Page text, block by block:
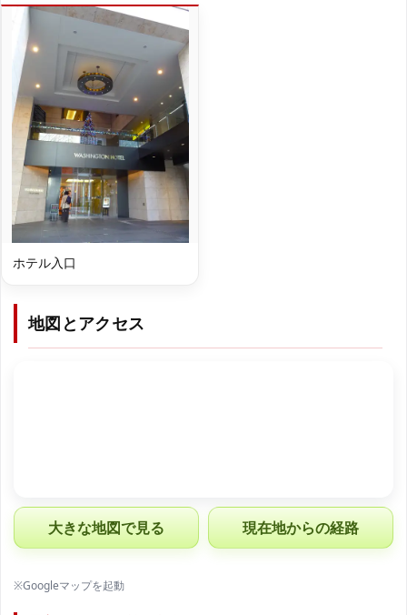
ホテル入口
地図とアクセス
大きな地図で見る 現在地からの経路
※Googleマップを起動